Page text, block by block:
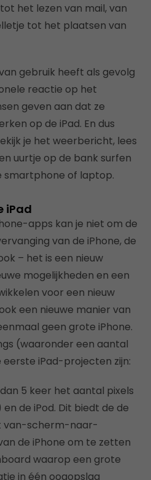
het lezen van mail, van
tot het plaatsen van
gebruik heeft als gevolg
reactie op het
geven aan dat ze
op de iPad. En dus
je het weerbericht, lees
uurtje op de bank surfen
smartphone of laptop.
iPad
apps kan je niet om de
van de iPhone, de
– het is een nieuw
mogelijkheden en een
voor een nieuw
een nieuwe manier van
geen grote iPhone.
(waaronder een aantal
iPad-projecten zijn:
5 keer het aantal pixels
de iPod. Dit biedt de de
van-scherm-naar-
de iPhone om te zetten
waarop een grote
in één oogopslag